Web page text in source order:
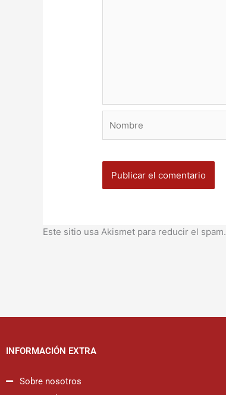
Este sitio usa Akismet para reducir el spam.
INFORMACIÓN EXTRA
Sobre nosotros